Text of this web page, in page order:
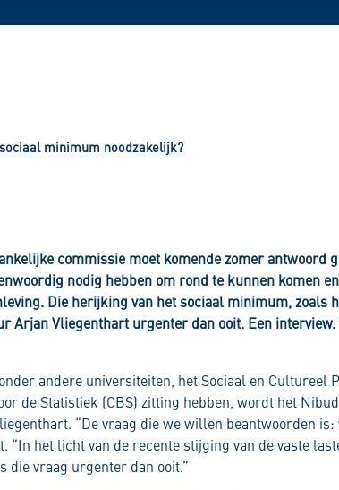
een bewindvoerder of gemachtigde
erfgenaam of executeur-testamentair
minimum noodzakelijk?
commissie moet komende zomer antwoord
nodig hebben om rond te kunnen komen
Die herijking van het sociaal minimum, zoals
Arjan Vliegenthart urgenter dan ooit. Een
andere universiteiten, het Sociaal en Cultureel
de Statistiek (CBS) zitting hebben, wordt het Nibud
“De vraag die we willen beantwoorden
“In het licht van de recente stijging van de vaste
die vraag urgenter dan ooit.”